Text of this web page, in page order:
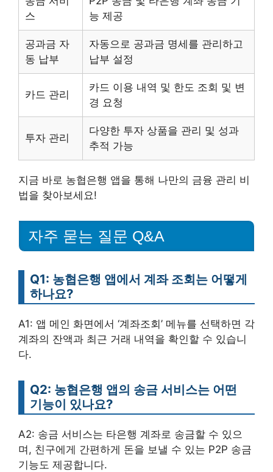
스
능 제공
공과금 자
동 납부
자동으로 공과금 명세를 관리하고
납부 설정
카드 관리
카드 이용 내역 및 한도 조회 및 변
경 요청
투자 관리
다양한 투자 상품을 관리 및 성과
추적 가능
지금 바로 농협은행 앱을 통해 나만의 금융 관리 비
법을 찾아보세요!
자주 묻는 질문 Q&A
Q1: 농협은행 앱에서 계좌 조회는 어떻게
하나요?
A1: 앱 메인 화면에서 ‘계좌조회’ 메뉴를 선택하면 각
계좌의 잔액과 최근 거래 내역을 확인할 수 있습니
다.
Q2: 농협은행 앱의 송금 서비스는 어떤
기능이 있나요?
A2: 송금 서비스는 타은행 계좌로 송금할 수 있으
며, 친구에게 간편하게 돈을 보낼 수 있는 P2P 송금
기능도 제공합니다.